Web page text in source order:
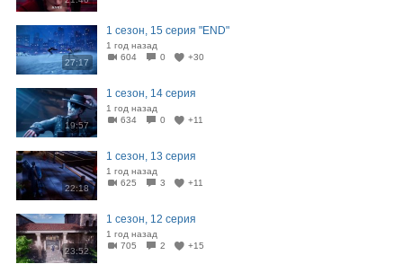
27:17
1 сезон, 15 серия "END"
1 год назад
604
0 +30
19:57
1 сезон, 14 серия
1 год назад
634
0 +11
22:18
1 сезон, 13 серия
1 год назад
625
3 +11
23:52
1 сезон, 12 серия
1 год назад
705
2 +15